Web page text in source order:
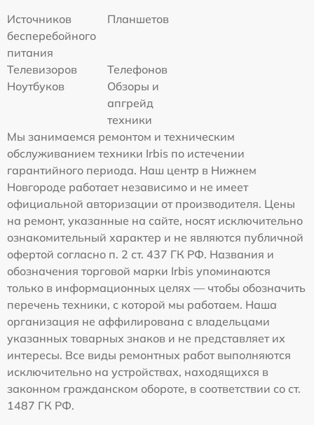
Источников
бесперебойного
питания
Планшетов
Телевизоров
Телефонов
Ноутбуков
Обзоры и
апгрейд
техники
Мы занимаемся ремонтом и техническим
обслуживанием техники Irbis по истечении
гарантийного периода. Наш центр в Нижнем
Новгороде работает независимо и не имеет
официальной авторизации от производителя. Цены
на ремонт, указанные на сайте, носят исключительно
ознакомительный характер и не являются публичной
офертой согласно п. 2 ст. 437 ГК РФ. Названия и
обозначения торговой марки Irbis упоминаются
только в информационных целях — чтобы обозначить
перечень техники, с которой мы работаем. Наша
организация не аффилирована с владельцами
указанных товарных знаков и не представляет их
интересы. Все виды ремонтных работ выполняются
исключительно на устройствах, находящихся в
законном гражданском обороте, в соответствии со ст.
1487 ГК РФ.